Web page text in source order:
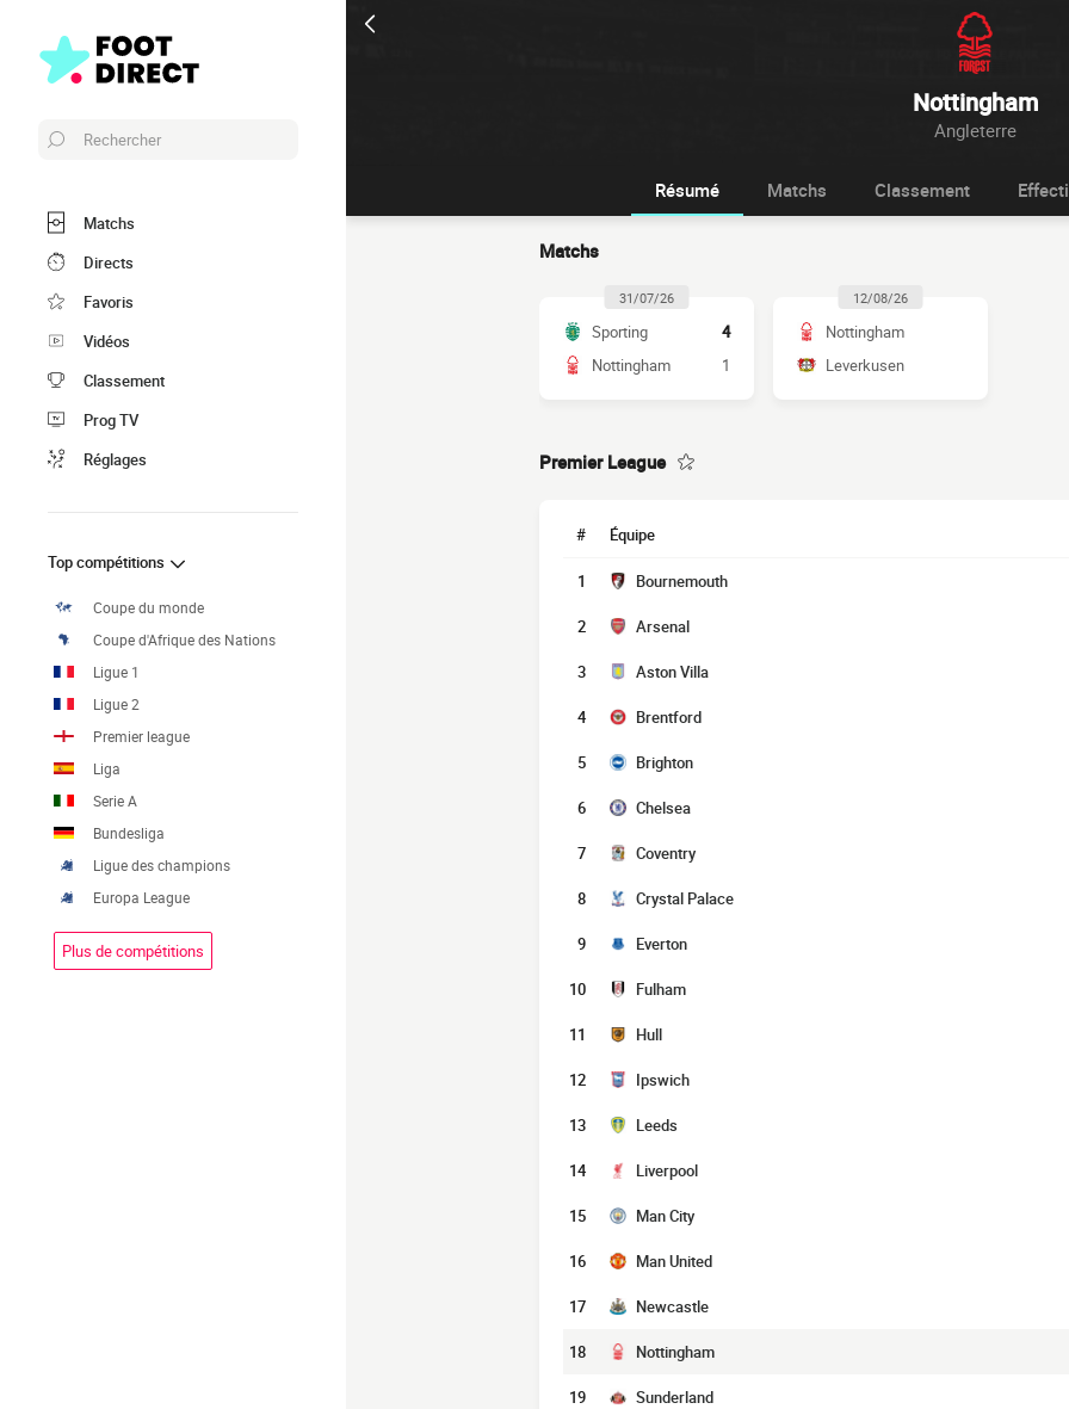
Nottingham
Angleterre
Rechercher
Matchs
Directs
Favoris
Vidéos
Classement
Prog TV
Réglages
Top compétitions
Coupe du monde
Coupe d'Afrique des Nations
Ligue 1
Ligue 2
Premier league
Liga
Serie A
Bundesliga
Ligue des champions
Europa League
Plus de compétitions
Résumé Matchs Classement
Matchs
31/07/26
Sporting
4
Nottingham
1
12/08/26
Nottingham
Leverkusen
Premier League
# Équipe
1 Bournemouth
2 Arsenal
3 Aston Villa
4 Brentford
5 Brighton
6 Chelsea
7 Coventry
8 Crystal Palace
9 Everton
10 Fulham
11 Hull
12 Ipswich
13 Leeds
14 Liverpool
15 Man City
16 Man United
17 Newcastle
18 Nottingham
19 Sunderland